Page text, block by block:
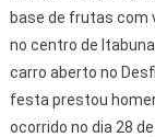
base de frutas com
no centro de
carro aberto no
festa prestou
ocorrido no dia 28